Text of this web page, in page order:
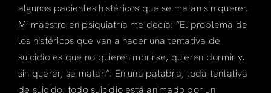
algunos pacientes histéricos que se matan sin querer.
Mi maestro en psiquiatría me decía: “El problema de
los histéricos que van a hacer una tentativa de
suicidio es que no quieren morirse, quieren dormir y,
sin querer, se matan”. En una palabra, toda tentativa
de suicido, todo suicidio está animado por un